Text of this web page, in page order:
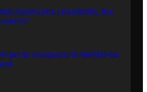
RIABILITA I PAZIENTI, MA
per la scomparsa di Maddalena